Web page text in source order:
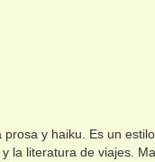
prosa y haiku. Es un estilo
la literatura de viajes.